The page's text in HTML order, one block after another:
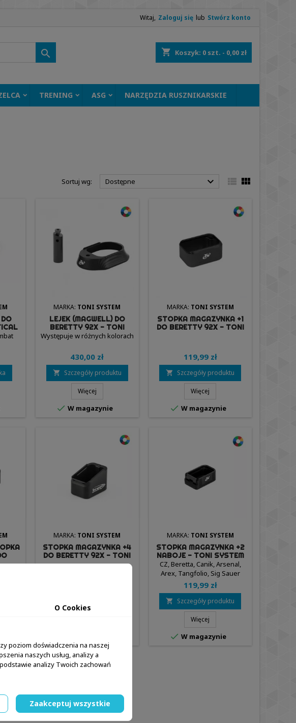
Witaj, Zaloguj się lub Stwórz konto
shopping_cart Koszyk: 0 szt. - 0,00 zł

TRENING ASG NARZĘDZIA RUSZNIKARSKIE
Sortuj wg: Dostępne   
MARKA: TONI SYSTEM
LEJEK (MAGWELL) DO
BERETTY 92X - TONI
SYSTEM
Występuje w różnych kolorach
430,00 zł
 Szczegóły produktu
Więcej
 W magazynie
MARKA: TONI SYSTEM
STOPKA MAGAZYNKA +1
DO BERETTY 92X - TONI
119,99 zł
 Szczegóły produktu
Więcej
 W magazynie
MARKA: TONI SYSTEM
STOPKA MAGAZYNKA +4
DO BERETTY 92X - TONI
SYSTEM
MARKA: TONI SYSTEM
STOPKA MAGAZYNKA +2
NABOJE - TONI SYSTEM
CZ, Beretta, Canik, Arsenal,
Arex, Tangfolio, Sig Sauer
119,99 zł
 Szczegóły produktu
Więcej
 W magazynie
O Cookies
poziom doświadczenia na naszej
naszych usług, analizy a
analizy Twoich zachowań
Zaakceptuj wszystkie